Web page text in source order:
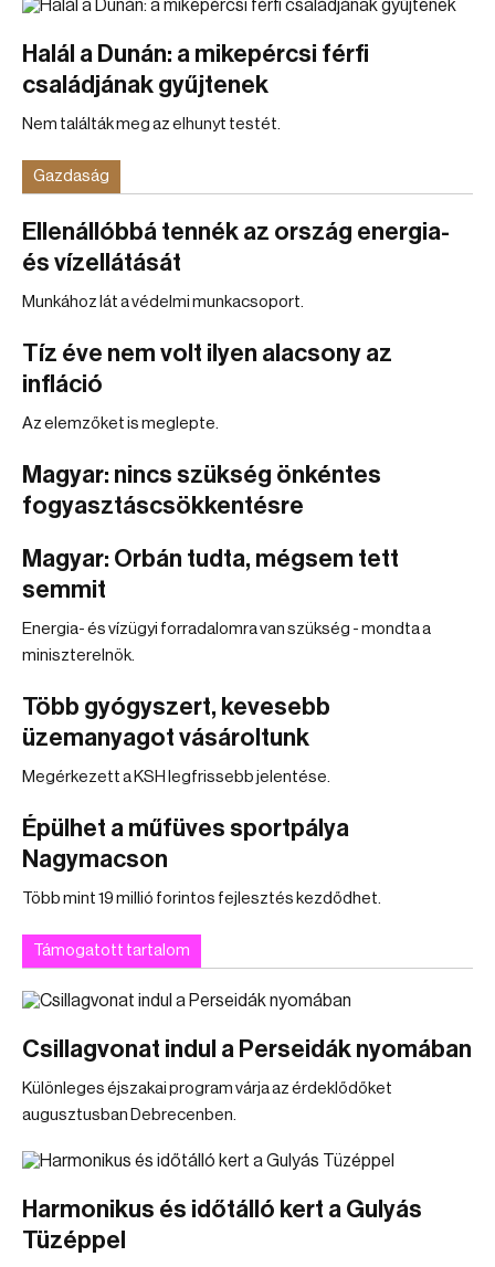
Halál a Dunán: a mikepércsi férfi
családjának gyűjtenek
Nem találták meg az elhunyt testét.
Gazdaság
Ellenállóbbá tennék az ország energia-
és vízellátását
Munkához lát a védelmi munkacsoport.
Tíz éve nem volt ilyen alacsony az
infláció
Az elemzőket is meglepte.
Magyar: nincs szükség önkéntes
fogyasztáscsökkentésre
Magyar: Orbán tudta, mégsem tett
semmit
Energia- és vízügyi forradalomra van szükség - mondta a
miniszterelnök.
Több gyógyszert, kevesebb
üzemanyagot vásároltunk
Megérkezett a KSH legfrissebb jelentése.
Épülhet a műfüves sportpálya
Nagymacson
Több mint 19 millió forintos fejlesztés kezdődhet.
Támogatott tartalom
Csillagvonat indul a Perseidák nyomában
Különleges éjszakai program várja az érdeklődőket
augusztusban Debrecenben.
Harmonikus és időtálló kert a Gulyás
Tüzéppel